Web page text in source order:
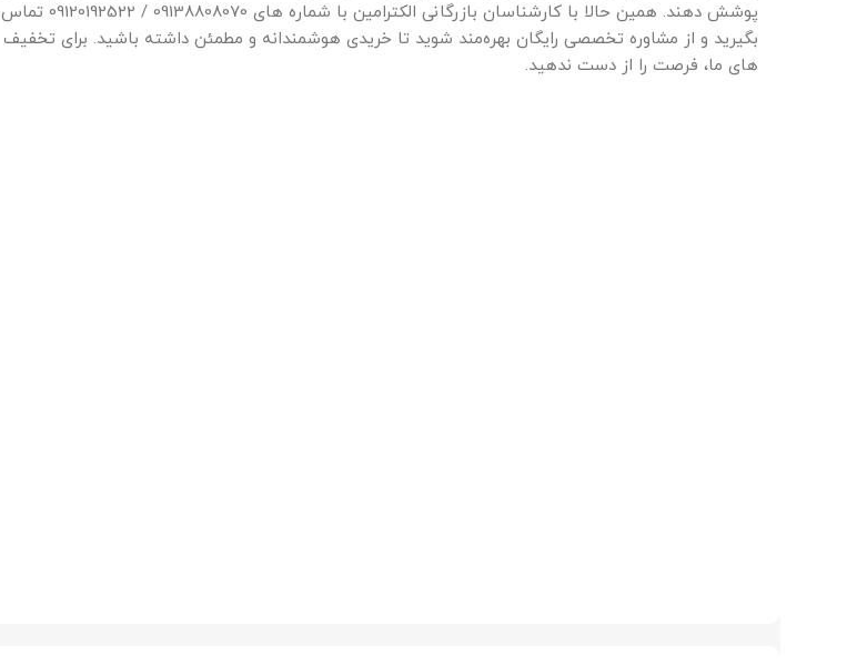
پوشش دهند. همین حالا با کارشناسان بازرگانی الکترامین با شماره های 09138808070 / 09120192522 تماس
بگیرید و از مشاوره تخصصی رایگان بهره‌مند شوید تا خریدی هوشمندانه و مطمئن داشته باشید. برای تخفیف
های ما، فرصت را از دست ندهید.